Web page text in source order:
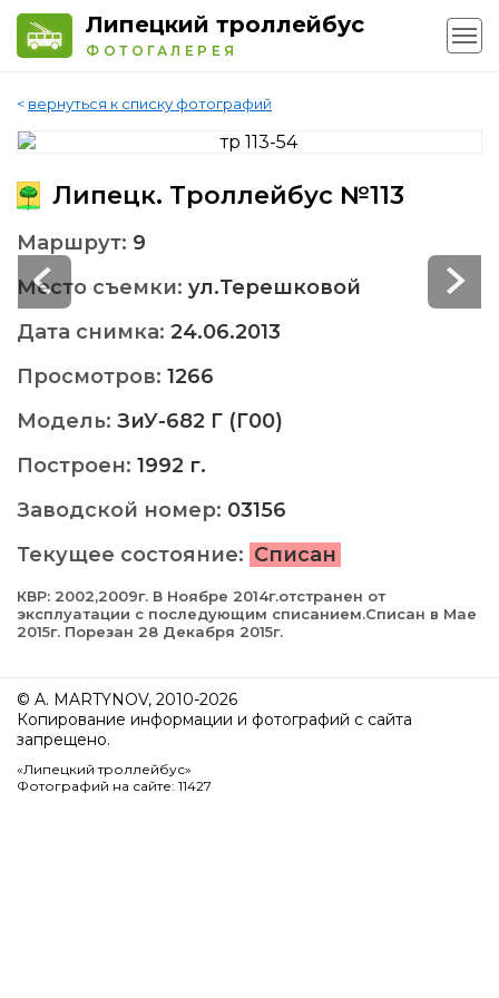
Липецкий троллейбус
ФОТОГАЛЕРЕЯ
< вернуться к списку фотографий
Липецк. Троллейбус №113
Маршрут: 9
Место съемки: ул.Терешковой
Дата снимка: 24.06.2013
Просмотров: 1266
Модель: ЗиУ-682 Г (Г00)
Построен: 1992 г.
Заводской номер: 03156
Текущее состояние: Списан
КВР: 2002,2009г. В Ноябре 2014г.отстранен от
эксплуатации с последующим списанием.Списан в Мае
2015г. Порезан 28 Декабря 2015г.
© A. MARTYNOV, 2010-2026
Копирование информации и фотографий с сайта
запрещено.
«Липецкий троллейбус»
Фотографий на сайте: 11427